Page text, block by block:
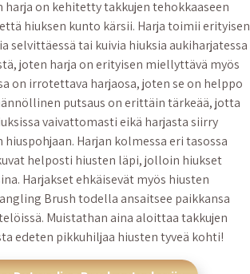
harja on kehitetty takkujen tehokkaaseen
hiuksen kunto kärsii. Harja toimii erityisen
selvittäessä tai kuivia hiuksia aukiharjatessa
joten harja on erityisen miellyttävä myös
on irrotettava harjaosa, joten se on helppo
putsaus on erittäin tärkeää, jotta
vaivattomasti eikä harjasta siirry
Harjan kolmessa eri tasossa
helposti hiusten läpi, jolloin hiukset
Harjakset ehkäisevät myös hiusten
Brush todella ansaitsee paikkansa
Muistathan aina aloittaa takkujen
edeten pikkuhiljaa hiusten tyveä kohti!